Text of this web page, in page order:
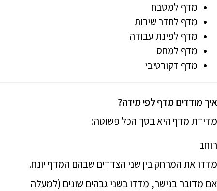
מדף למטבח
מדף לחדר שירות
מדף לפינת עבודה
מדף למחס
מדף דקורטיבי
איך מודדים מדף לפי מידה?
מדידת מדף היא בסך הכל פשוטה:
רוחב
מדדו את המרחק בין שני הצדדים שבהם המדף יונח.
אם מדובר בנישה, מדדו בשני גבהים שונים (למעלה